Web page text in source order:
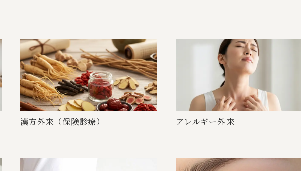
漢方外来（保 険 診 療 ） アレル ギ ー 外 来